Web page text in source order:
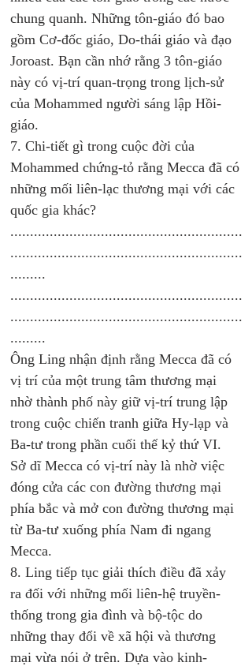
chung quanh. Những tôn-giáo đó bao
gồm Cơ-đốc giáo, Do-thái giáo và đạo
Joroast. Bạn cần nhớ rằng 3 tôn-giáo
này có vị-trí quan-trọng trong lịch-sử
của Mohammed người sáng lập Hồi-
giáo.
7. Chi-tiết gì trong cuộc đời của
Mohammed chứng-tỏ rằng Mecca đã có
những mối liên-lạc thương mại với các
quốc gia khác?
...........................................................
...........................................................
.........
...........................................................
...........................................................
.........
Ông Ling nhận định rằng Mecca đã có
vị trí của một trung tâm thương mại
nhờ thành phố này giữ vị-trí trung lập
trong cuộc chiến tranh giữa Hy-lạp và
Ba-tư trong phần cuối thế kỷ thứ VI.
Sở dĩ Mecca có vị-trí này là nhờ việc
đóng cửa các con đường thương mại
phía bắc và mở con đường thương mại
từ Ba-tư xuống phía Nam đi ngang
Mecca.
8. Ling tiếp tục giải thích điều đã xảy
ra đối với những mối liên-hệ truyền-
thống trong gia đình và bộ-tộc do
những thay đổi về xã hội và thương
mại vừa nói ở trên. Dựa vào kinh-